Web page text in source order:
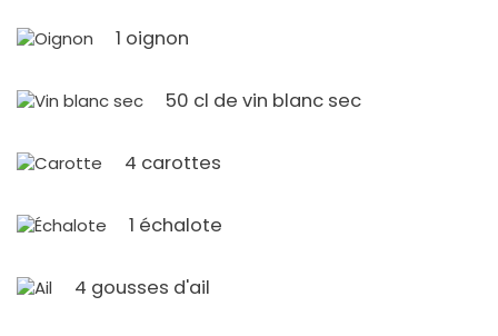
1 oignon
50 cl de vin blanc sec
4 carottes
1 échalote
4 gousses d'ail